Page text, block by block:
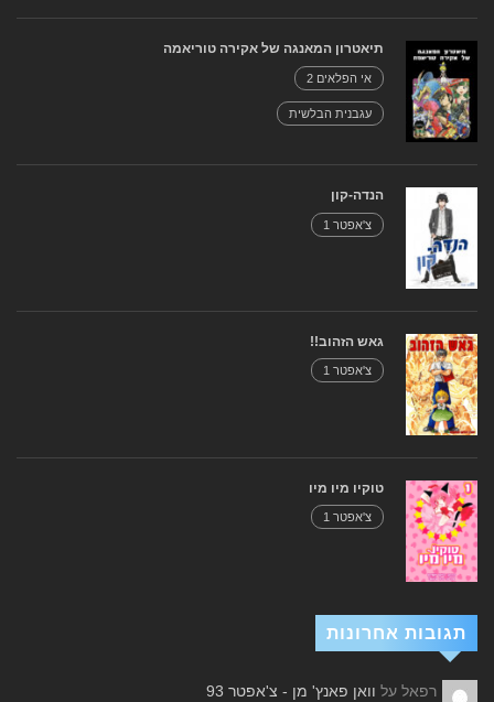
תיאטרון המאנגה של אקירה טוריאמה
אי הפלאים 2
עגבנית הבלשית
הנדה-קון
צ'אפטר 1
גאש הזהוב!!
צ'אפטר 1
טוקיו מיו מיו
צ'אפטר 1
תגובות אחרונות
רפאל על וואן פאנץ' מן - צ'אפטר 93